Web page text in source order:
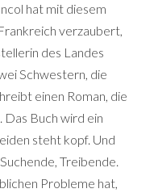
hat mit diesem
verzaubert,
des Landes
Schwestern, die
einen Roman, die
Das Buch wird ein
steht kopf. Und
Treibende.
Probleme hat,